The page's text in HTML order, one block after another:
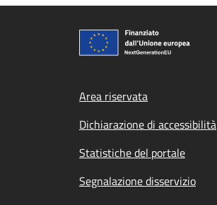
Footer menu
Area riservata
Dichiarazione di accessibilità
Statistiche del portale
Segnalazione disservizio